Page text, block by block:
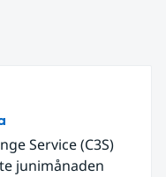
Service (C3S)
junimånaden